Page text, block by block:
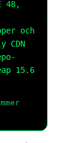
48,
och
CDN
15.6